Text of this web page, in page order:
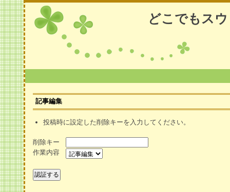
どこでもス
記事編集
投稿時に設定した削除キーを入力してください。
削除キー
作業内容